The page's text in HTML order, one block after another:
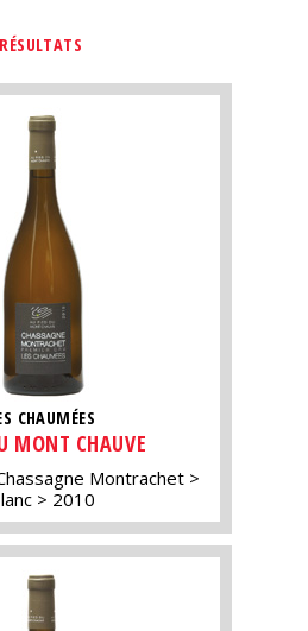
CHAUMÉES
MONT CHAUVE
Montrachet
2010